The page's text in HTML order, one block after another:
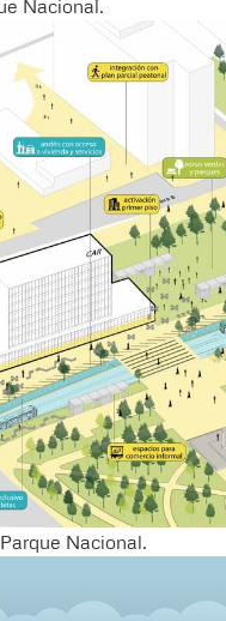
Nacional.
Nacional.